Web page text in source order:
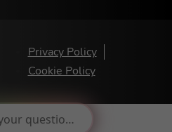
Privacy Policy
Cookie Policy